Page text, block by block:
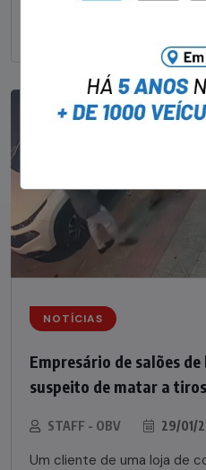
NOTÍCIAS
Empresário de salões
suspeito de matar a
STAFF - OBV 29/01/
Um cliente de uma loja de